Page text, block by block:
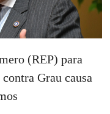
(REP) para
Grau causa